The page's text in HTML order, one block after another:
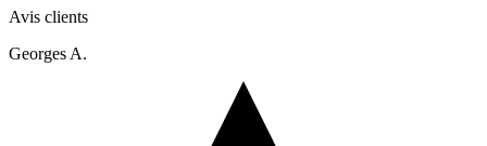
Avis clients
Georges A.